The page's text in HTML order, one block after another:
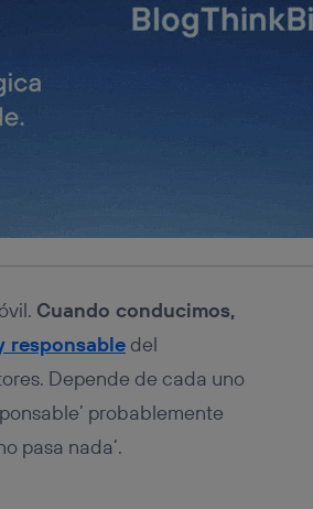
Cuando conducimos,
responsabledel
Depende de cada uno
probablemente
pasa nada’.